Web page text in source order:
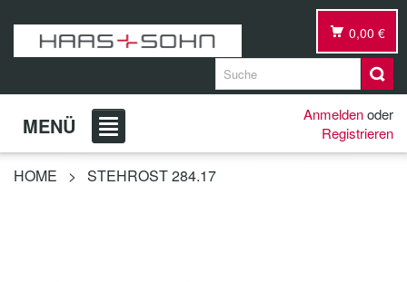
0,00 €
MENÜ Anmeldenoder
Registrieren
HOME > STEHROST 284.17